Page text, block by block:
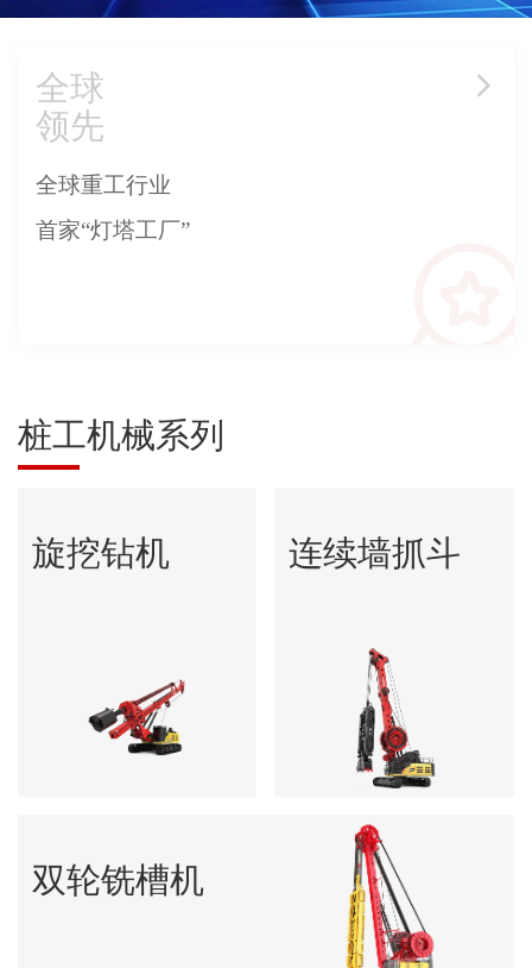
全球
领先
全球重工行业
首家“灯塔工厂”
桩工机械系列
旋挖钻机 连续墙抓斗
双轮铣槽机